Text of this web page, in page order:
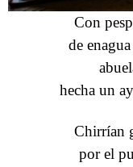
Con
de
hecha un
Chirrían
por el